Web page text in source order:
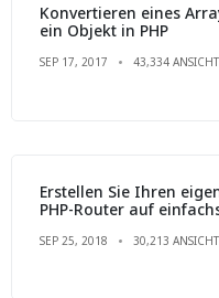
Konvertieren eines
ein Objekt in PHP
SEP 17, 2017 43,334
Erstellen Sie Ihren
PHP-Router auf
SEP 25, 2018 30,213